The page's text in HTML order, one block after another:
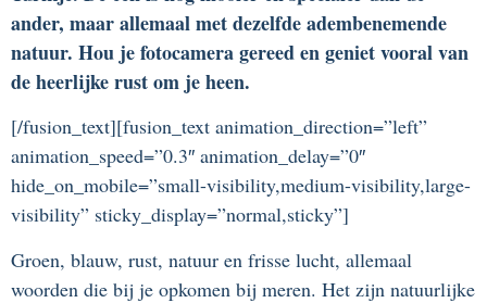
ander, maar allemaal met dezelfde adembenemende
natuur. Hou je fotocamera gereed en geniet vooral van
de heerlijke rust om je heen.
[/fusion_text][fusion_text animation_direction=”left”
animation_speed=”0.3″ animation_delay=”0″
hide_on_mobile=”small-visibility,medium-visibility,large-
visibility” sticky_display=”normal,sticky”]
Groen, blauw, rust, natuur en frisse lucht, allemaal
woorden die bij je opkomen bij meren. Het zijn natuurlijke